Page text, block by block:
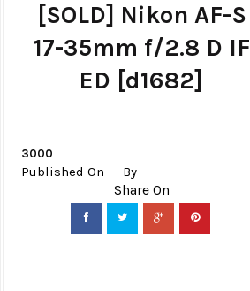
[SOLD] Nikon AF-S
17-35mm f/2.8 D IF
ED [d1682]
3000
Published On By